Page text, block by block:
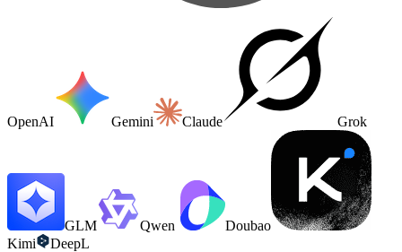
OpenAI Gemini Claude Grok
GLM Qwen
Doubao
Kimi
DeepL